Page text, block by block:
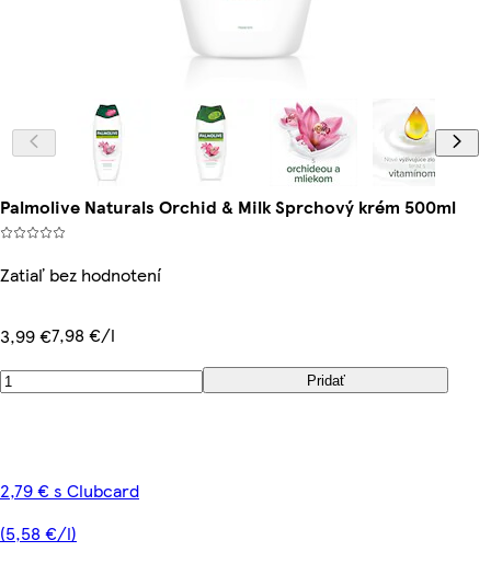
Palmolive Naturals Orchid & Milk Sprchový krém 500ml
Zatiaľ bez hodnotení
3,99 €7,98 €/l
Pridať
2,79 € s Clubcard
(5,58 €/l)